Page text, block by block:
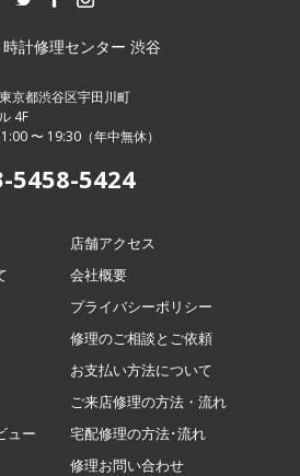
計修理センター 渋谷
京都渋谷区宇田川町
4F
〜 19:30（年中無休）
5458-5424
ュー
店舗アクセス
会社概要
プライバシーポリシー
修理のご相談とご依頼
お支払い方法について
ご来店修理の方法・流れ
宅配修理の方法･流れ
修理お問い合わせ